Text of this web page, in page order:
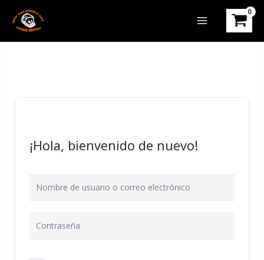
contenido
¡Hola, bienvenido de nuevo!